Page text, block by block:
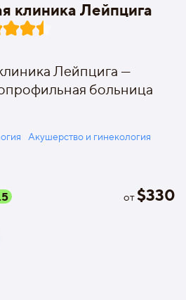
клиника Лейпцига
Лейпцига —
больница
Акушерство и гинекология
от$330